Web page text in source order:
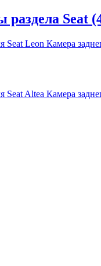
раздела Seat
Камера
Камера